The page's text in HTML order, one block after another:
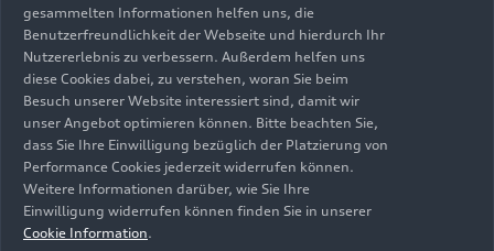
gesammelten Informationen helfen uns, die
Benutzerfreundlichkeit der Webseite und hierdurch Ihr
Nutzererlebnis zu verbessern. Außerdem helfen uns
diese Cookies dabei, zu verstehen, woran Sie beim
Besuch unserer Website interessiert sind, damit wir
unser Angebot optimieren können. Bitte beachten Sie,
dass Sie Ihre Einwilligung bezüglich der Platzierung von
Performance Cookies jederzeit widerrufen können.
Weitere Informationen darüber, wie Sie Ihre
Einwilligung widerrufen können finden Sie in unserer
Cookie Information.